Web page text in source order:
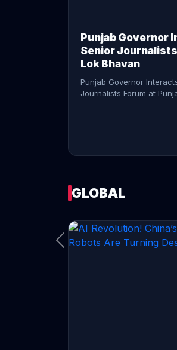
Punjab Governor
Senior
Lok Bhavan
Punjab Governor
Journalists Forum at
GLOBAL